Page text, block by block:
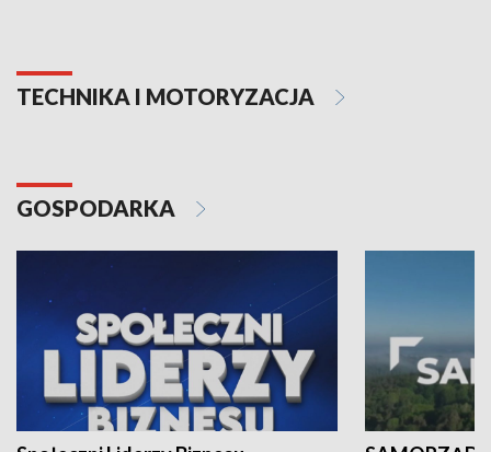
TECHNIKA I MOTORYZACJA
GOSPODARKA